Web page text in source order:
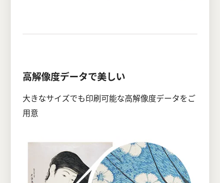
高解像度データで美しい
大きなサイズでも印刷可能な高解像度データをご
用意